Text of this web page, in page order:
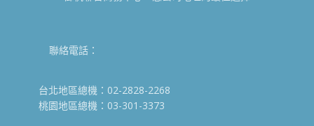
聯絡電話：
台北地區總機：02-2828-2268
桃園地區總機：03-301-3373